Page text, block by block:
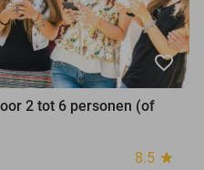
favorite_border
2 tot 6 personen (of
8.5 star